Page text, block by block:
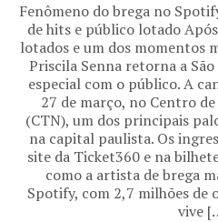
Fenômeno do brega no
de hits e público lotado
lotados e um dos momentos
Priscila Senna retorna a
especial com o público. A
27 de março, no Centro
(CTN), um dos principais
na capital paulista. Os
site da Ticket360 e na
como a artista de brega
Spotify, com 2,7 milhões de
vive